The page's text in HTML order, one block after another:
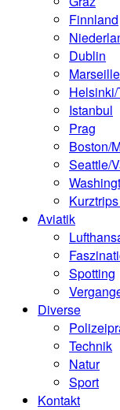
Finnland
Dublin
Marseille
Istanbul
Prag
Boston/
Seattle/
Aviatik
Spotting
Diverse
Technik
Natur
Sport
Kontakt